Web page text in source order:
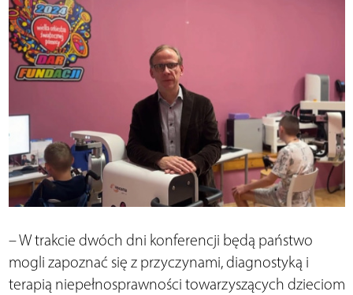
– W trakcie dwóch dni konferencji będą państwo
mogli zapoznać się z przyczynami, diagnostyką i
terapią niepełnosprawności towarzyszących dzieciom